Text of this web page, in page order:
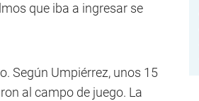
que iba a ingresar se
Según Umpiérrez, unos 15
al campo de juego. La